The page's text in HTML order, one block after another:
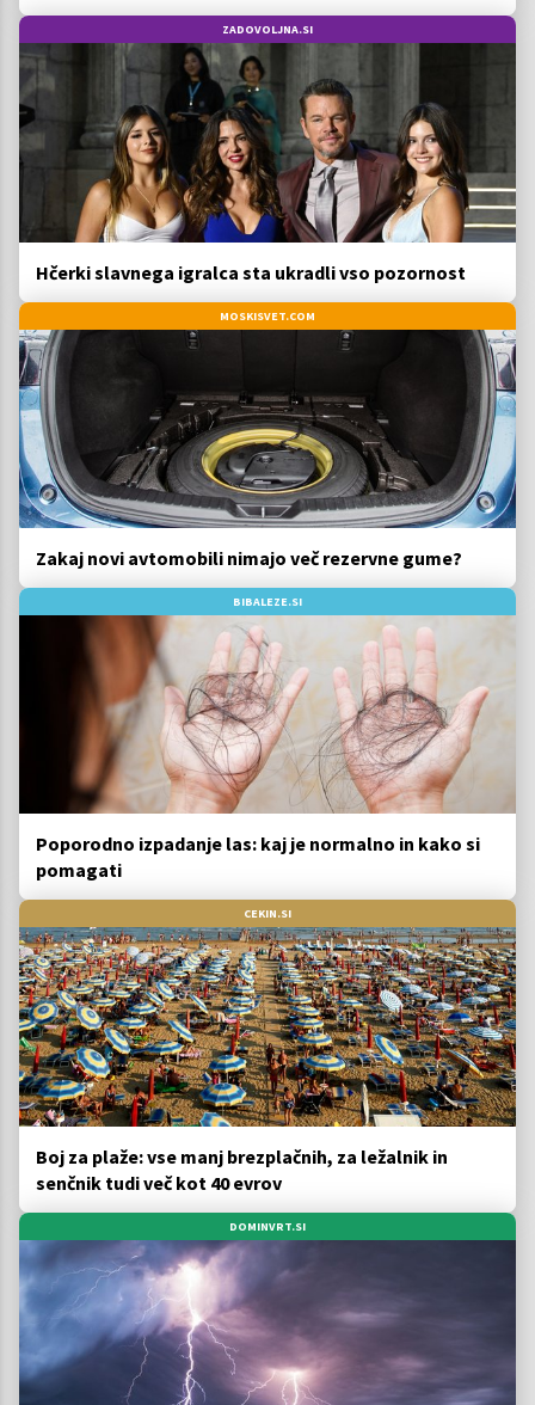
ZADOVOLJNA.SI
Hčerki slavnega igralca sta ukradli vso pozornost
MOSKISVET.COM
Zakaj novi avtomobili nimajo več rezervne gume?
BIBALEZE.SI
Poporodno izpadanje las: kaj je normalno in kako si
pomagati
CEKIN.SI
Boj za plaže: vse manj brezplačnih, za ležalnik in
senčnik tudi več kot 40 evrov
DOMINVRT.SI